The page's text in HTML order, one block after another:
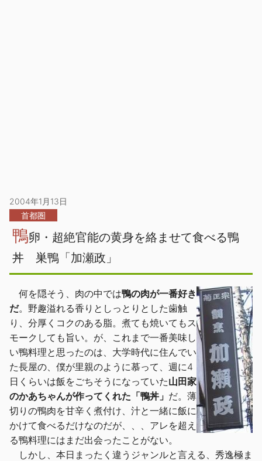
2004年1月13日
首都圏
鴨卵・超絶官能の黄身を絡ませて食べる鴨
丼 巣鴨「加瀬政」
何を隠そう、肉の中では鴨の肉が一番好き
だ。野趣溢れる香りとしっとりとした歯触
り、分厚くコクのある脂。煮ても焼いてもス
モークしても旨い。が、これまで一番美味し
い鴨料理と思ったのは、大学時代に住んでい
た長屋の、僕が里親のように慕って、週に4
日くらいは飯をごちそうになっていた山田家
のかあちゃんが作ってくれた「鴨丼」 だ。薄
切りの鴨肉を甘辛く煮付け、汁と一緒に飯に
かけて食べるだけなのだが、、、アレを超え
る鴨料理にはまだ出会ったことがない。
しかし、本日まったく違うジャンルと言える、秀逸極ま